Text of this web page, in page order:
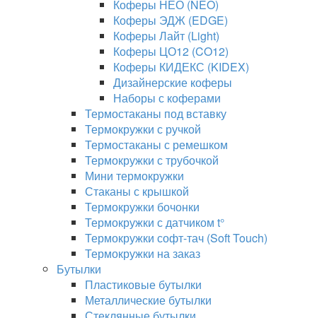
Коферы НЕО (NEO)
Коферы ЭДЖ (EDGE)
Коферы Лайт (Light)
Коферы ЦО12 (CO12)
Коферы КИДЕКС (KIDEX)
Дизайнерские коферы
Наборы с коферами
Термостаканы под вставку
Термокружки с ручкой
Термостаканы с ремешком
Термокружки с трубочкой
Мини термокружки
Стаканы с крышкой
Термокружки бочонки
Термокружки с датчиком t°
Термокружки софт-тач (Soft Touch)
Термокружки на заказ
Бутылки
Пластиковые бутылки
Металлические бутылки